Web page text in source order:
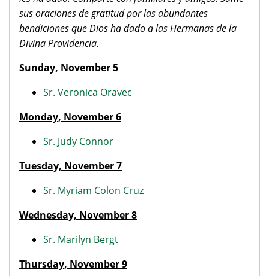
sus oraciones de gratitud por las abundantes
bendiciones que Dios ha dado a las Hermanas de la
Divina Providencia.
Sunday, November 5
Sr. Veronica Oravec
Monday, November 6
Sr. Judy Connor
Tuesday, November 7
Sr. Myriam Colon Cruz
Wednesday, November 8
Sr. Marilyn Bergt
Thursday, November 9